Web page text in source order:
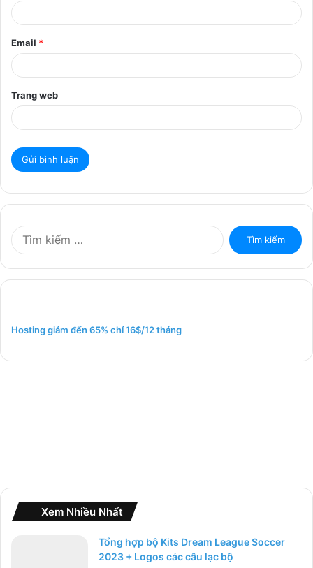
*
Email *
Trang web
k
o
Hosting giảm đến 65% chỉ 16$/12 tháng
Xem Nhiều Nhất
Tổng hợp bộ Kits Dream League Soccer
2023 + Logos các câu lạc bộ